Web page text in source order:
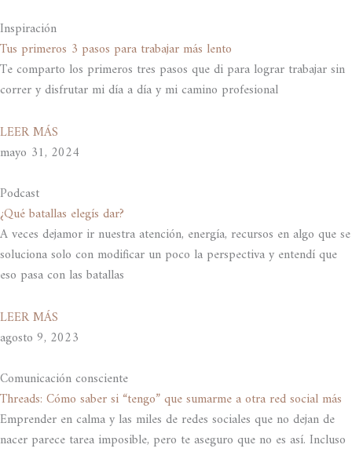
Inspiración
Tus primeros 3 pasos para trabajar más lento
Te comparto los primeros tres pasos que di para lograr trabajar sin
correr y disfrutar mi día a día y mi camino profesional
LEER MÁS
mayo 31, 2024
Podcast
¿Qué batallas elegís dar?
A veces dejamor ir nuestra atención, energía, recursos en algo que se
soluciona solo con modificar un poco la perspectiva y entendí que
eso pasa con las batallas
LEER MÁS
agosto 9, 2023
Comunicación consciente
Threads: Cómo saber si “tengo” que sumarme a otra red social más
Emprender en calma y las miles de redes sociales que no dejan de
nacer parece tarea imposible, pero te aseguro que no es así. Incluso